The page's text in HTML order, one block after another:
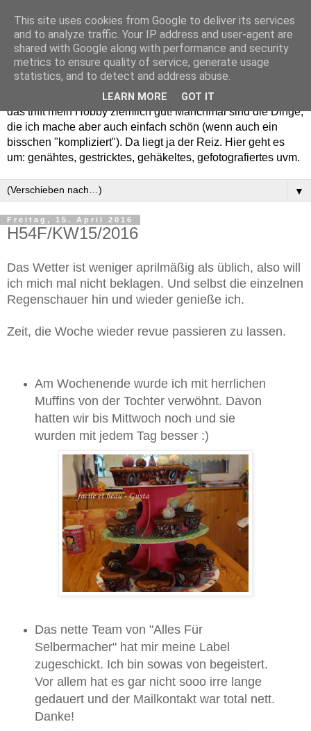
Willkommen in meinem "Wohnzimmer". Einfach und schön -
das trifft mein Hobby ziemlich gut! Manchmal sind die Dinge,
die ich mache aber auch einfach schön (wenn auch ein
bisschen "kompliziert"). Da liegt ja der Reiz. Hier geht es
um: genähtes, gestricktes, gehäkeltes, gefotografiertes uvm.
▼
Freitag, 15. April 2016
H54F/KW15/2016
Das Wetter ist weniger aprilmäßig als üblich, also will
ich mich mal nicht beklagen. Und selbst die einzelnen
Regenschauer hin und wieder genieße ich.
Zeit, die Woche wieder revue passieren zu lassen.
Am Wochenende wurde ich mit herrlichen
Muffins von der Tochter verwöhnt. Davon
hatten wir bis Mittwoch noch und sie
wurden mit jedem Tag besser :)
Das nette Team von "Alles Für
Selbermacher" hat mir meine Label
zugeschickt. Ich bin sowas von begeistert.
Vor allem hat es gar nicht sooo irre lange
gedauert und der Mailkontakt war total nett.
Danke!
This site uses cookies from Google to deliver its services
and to analyze traffic. Your IP address and user-agent are
shared with Google along with performance and security
metrics to ensure quality of service, generate usage
statistics, and to detect and address abuse.
LEARN MORE GOT IT